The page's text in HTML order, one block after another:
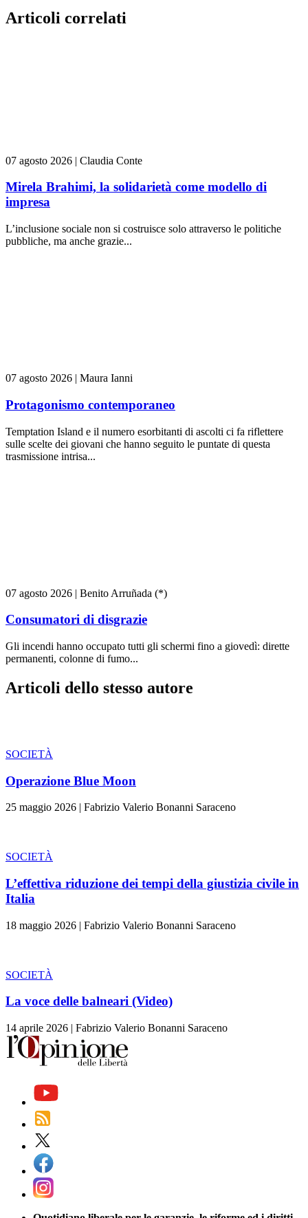
Articoli correlati
07 agosto 2026 | Claudia Conte
Mirela Brahimi, la solidarietà come modello di
impresa
L’inclusione sociale non si costruisce solo attraverso le politiche
pubbliche, ma anche grazie...
07 agosto 2026 | Maura Ianni
Protagonismo contemporaneo
Temptation Island e il numero esorbitanti di ascolti ci fa riflettere
sulle scelte dei giovani che hanno seguito le puntate di questa
trasmissione intrisa...
07 agosto 2026 | Benito Arruñada (*)
Consumatori di disgrazie
Gli incendi hanno occupato tutti gli schermi fino a giovedì: dirette
permanenti, colonne di fumo...
Articoli dello stesso autore
SOCIETÀ
Operazione Blue Moon
25 maggio 2026 | Fabrizio Valerio Bonanni Saraceno
SOCIETÀ
L’effettiva riduzione dei tempi della giustizia civile in
Italia
18 maggio 2026 | Fabrizio Valerio Bonanni Saraceno
SOCIETÀ
La voce delle balneari (Video)
14 aprile 2026 | Fabrizio Valerio Bonanni Saraceno